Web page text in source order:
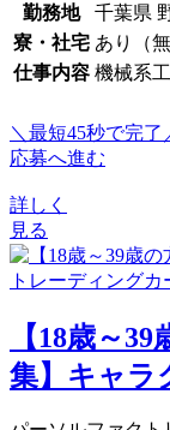
勤務地
千葉県
寮・社宅 あり（無
仕事内容 機械系
＼最短45秒で完了
応募へ進む
詳しく
見る
【18歳～
集】キャラ